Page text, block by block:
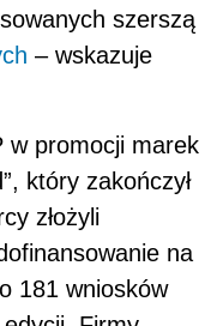
szerszą
– wskazuje
w promocji marek
który zakończył
złożyli
na
181 wniosków